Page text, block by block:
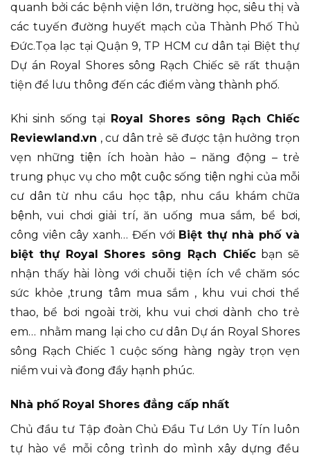
quanh bởi các bệnh viện lớn, trường học, siêu thị và
các tuyến đường huyết mạch của Thành Phố Thủ
Đức.Tọa lạc tại Quận 9, TP HCM cư dân tại Biệt thự
Dự án Royal Shores sông Rạch Chiếc sẽ rất thuận
tiện để lưu thông đến các điểm vàng thành phố.
Khi sinh sống tại Royal Shores sông Rạch Chiếc
Reviewland.vn , cư dân trẻ sẽ được tận hưởng trọn
vẹn những tiện ích hoàn hảo – năng động – trẻ
trung phục vụ cho một cuộc sống tiện nghi của mỗi
cư dân từ nhu cầu học tập, nhu cầu khám chữa
bệnh, vui chơi giải trí, ăn uống mua sắm, bể bơi,
công viên cây xanh… Đến với Biệt thự nhà phố và
biệt thự Royal Shores sông Rạch Chiếcbạn sẽ
nhận thấy hài lòng với chuỗi tiện ích về chăm sóc
sức khỏe ,trung tâm mua sắm , khu vui chơi thể
thao, bể bơi ngoài trời, khu vui chơi dành cho trẻ
em… nhằm mang lại cho cư dân Dự án Royal Shores
sông Rạch Chiếc 1 cuộc sống hàng ngày trọn vẹn
niềm vui và đong đầy hạnh phúc.
Nhà phố Royal Shores đẳng cấp nhất
Chủ đầu tư Tập đoàn Chủ Đầu Tư Lớn Uy Tín luôn
tự hào về mỗi công trình do mình xây dựng đều